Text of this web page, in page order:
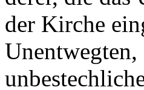
der Kirche